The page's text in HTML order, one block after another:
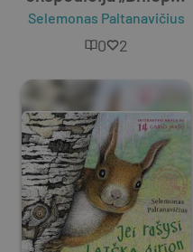
per Ukrainą“
Selemonas Paltanavičius
0 2